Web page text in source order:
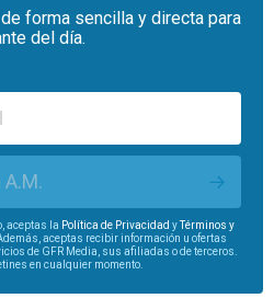
forma sencilla y directa para
del día.
aceptas la Política de Privacidad yTérminos y
aceptas recibir información u ofertas
de GFR Media, sus afiliadas o de terceros.
en cualquier momento.